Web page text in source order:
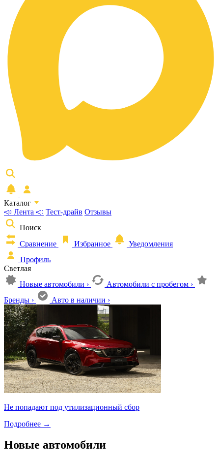
Каталог
📣 Лента 📣 Тест-драйв Отзывы
Поиск
Сравнение
Избранное
Уведомления
Профиль
Светлая
Новые автомобили › Автомобили с пробегом ›
Бренды › Авто в наличии ›
Не попадают под утилизационный сбор
Подробнее →
Новые автомобили